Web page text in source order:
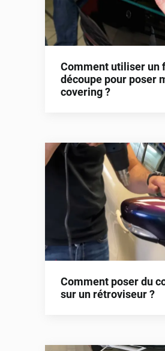
Comment utiliser un
découpe pour poser
covering ?
Comment poser du
sur un rétroviseur ?